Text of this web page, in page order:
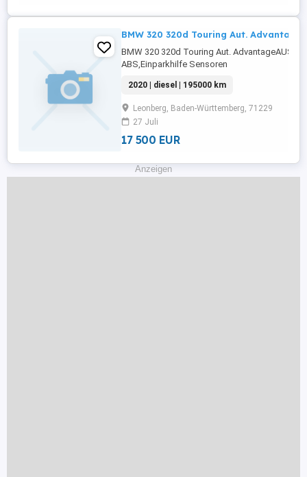
BMW 320 320d Touring Aut. Advantage
BMW 320 320d Touring Aut.
ABS,Einparkhilfe Sensoren
Heckklappe,Servolenkung,Elektrische
2020 | diesel | 195000 km
Leonberg, Baden-Württemberg, 71229
27 Juli
17 500 EUR
Anzeigen